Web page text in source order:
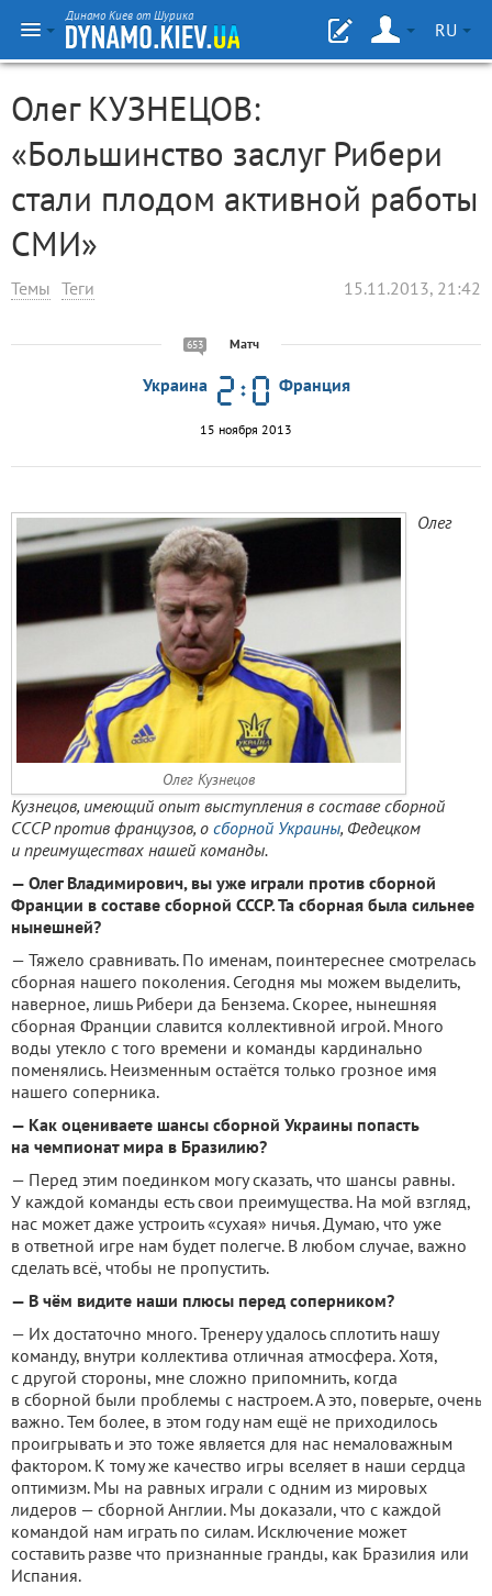
Динамо Киев от Шурика
RU
Олег КУЗНЕЦОВ:
«Большинство заслуг Рибери
стали плодом активной работы
СМИ»
Темы Теги 15.11.2013, 21:42
653 Матч
Украина Франция
15 ноября 2013
Олег Кузнецов
Олег
Кузнецов, имеющий опыт выступления в составе сборной
СССР против французов, о сборной Украины, Федецком
и преимуществах нашей команды.
— Олег Владимирович, вы уже играли против сборной
Франции в составе сборной СССР. Та сборная была сильнее
нынешней?
— Тяжело сравнивать. По именам, поинтереснее смотрелась
сборная нашего поколения. Сегодня мы можем выделить,
наверное, лишь Рибери да Бензема. Скорее, нынешняя
сборная Франции славится коллективной игрой. Много
воды утекло с того времени и команды кардинально
поменялись. Неизменным остаётся только грозное имя
нашего соперника.
— Как оцениваете шансы сборной Украины попасть
на чемпионат мира в Бразилию?
— Перед этим поединком могу сказать, что шансы равны.
У каждой команды есть свои преимущества. На мой взгляд,
нас может даже устроить «сухая» ничья. Думаю, что уже
в ответной игре нам будет полегче. В любом случае, важно
сделать всё, чтобы не пропустить.
— В чём видите наши плюсы перед соперником?
— Их достаточно много. Тренеру удалось сплотить нашу
команду, внутри коллектива отличная атмосфера. Хотя,
с другой стороны, мне сложно припомнить, когда
в сборной были проблемы с настроем. А это, поверьте, очень
важно. Тем более, в этом году нам ещё не приходилось
проигрывать и это тоже является для нас немаловажным
фактором. К тому же качество игры вселяет в наши сердца
оптимизм. Мы на равных играли с одним из мировых
лидеров — сборной Англии. Мы доказали, что с каждой
командой нам играть по силам. Исключение может
составить разве что признанные гранды, как Бразилия или
Испания.